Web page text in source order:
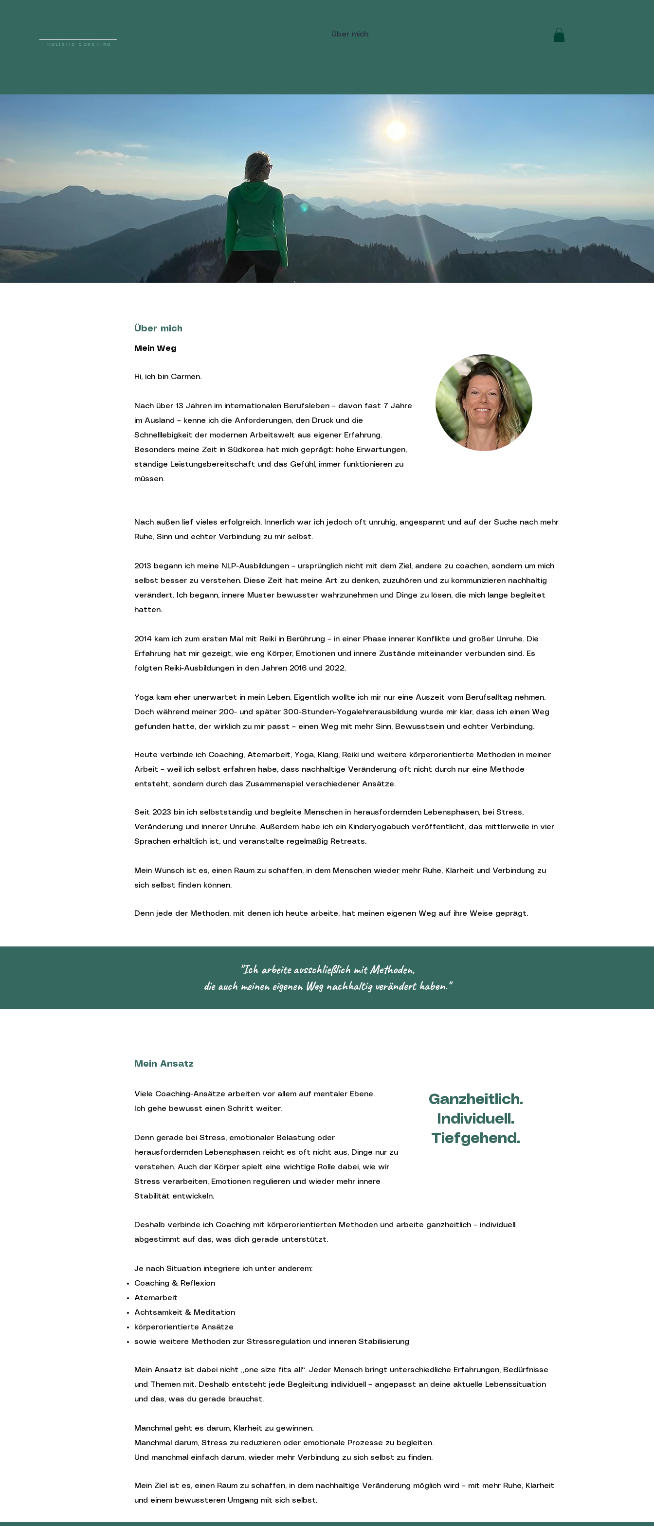
HOLISTIC COACHING
Über mich
Über mich
Mein Weg
Hi, ich bin Carmen.
Nach über 13 Jahren im internationalen Berufsleben – davon fast 7 Jahre
im Ausland – kenne ich die Anforderungen, den Druck und die
Schnelllebigkeit der modernen Arbeitswelt aus eigener Erfahrung.
Besonders meine Zeit in Südkorea hat mich geprägt: hohe Erwartungen,
ständige Leistungsbereitschaft und das Gefühl, immer funktionieren zu
müssen.
Nach außen lief vieles erfolgreich. Innerlich war ich jedoch oft unruhig, angespannt und auf der Suche nach mehr
Ruhe, Sinn und echter Verbindung zu mir selbst.
2013 begann ich meine NLP-Ausbildungen – ursprünglich nicht mit dem Ziel, andere zu coachen, sondern um mich
selbst besser zu verstehen. Diese Zeit hat meine Art zu denken, zuzuhören und zu kommunizieren nachhaltig
verändert. Ich begann, innere Muster bewusster wahrzunehmen und Dinge zu lösen, die mich lange begleitet
hatten.
2014 kam ich zum ersten Mal mit Reiki in Berührung – in einer Phase innerer Konflikte und großer Unruhe. Die
Erfahrung hat mir gezeigt, wie eng Körper, Emotionen und innere Zustände miteinander verbunden sind. Es
folgten Reiki-Ausbildungen in den Jahren 2016 und 2022.
Yoga kam eher unerwartet in mein Leben. Eigentlich wollte ich mir nur eine Auszeit vom Berufsalltag nehmen.
Doch während meiner 200- und später 300-Stunden-Yogalehrerausbildung wurde mir klar, dass ich einen Weg
gefunden hatte, der wirklich zu mir passt – einen Weg mit mehr Sinn, Bewusstsein und echter Verbindung.
Heute verbinde ich Coaching, Atemarbeit, Yoga, Klang, Reiki und weitere körperorientierte Methoden in meiner
Arbeit – weil ich selbst erfahren habe, dass nachhaltige Veränderung oft nicht durch nur eine Methode
entsteht, sondern durch das Zusammenspiel verschiedener Ansätze.
Seit 2023 bin ich selbstständig und begleite Menschen in herausfordernden Lebensphasen, bei Stress,
Veränderung und innerer Unruhe. Außerdem habe ich ein Kinderyogabuch veröffentlicht, das mittlerweile in vier
Sprachen erhältlich ist, und veranstalte regelmäßig Retreats.
Mein Wunsch ist es, einen Raum zu schaffen, in dem Menschen wieder mehr Ruhe, Klarheit und Verbindung zu
sich selbst finden können.
Denn jede der Methoden, mit denen ich heute arbeite, hat meinen eigenen Weg auf ihre Weise geprägt.
"Ich arbeite ausschließlich mit Methoden,
die auch meinen eigenen Weg nachhaltig verändert haben."
Mein Ansatz
Viele Coaching-Ansätze arbeiten vor allem auf mentaler Ebene.
Ich gehe bewusst einen Schritt weiter.
Denn gerade bei Stress, emotionaler Belastung oder
herausfordernden Lebensphasen reicht es oft nicht aus, Dinge nur zu
verstehen. Auch der Körper spielt eine wichtige Rolle dabei, wie wir
Stress verarbeiten, Emotionen regulieren und wieder mehr innere
Stabilität entwickeln.
Ganzheitlich.
Individuell.
Tiefgehend.
Deshalb verbinde ich Coaching mit körperorientierten Methoden und arbeite ganzheitlich – individuell
abgestimmt auf das, was dich gerade unterstützt.
Je nach Situation integriere ich unter anderem:
Coaching & Reflexion
Atemarbeit
Achtsamkeit & Meditation
körperorientierte Ansätze
sowie weitere Methoden zur Stressregulation und inneren Stabilisierung
Mein Ansatz ist dabei nicht „one size fits all“. Jeder Mensch bringt unterschiedliche Erfahrungen, Bedürfnisse
und Themen mit. Deshalb entsteht jede Begleitung individuell – angepasst an deine aktuelle Lebenssituation
und das, was du gerade brauchst.
Manchmal geht es darum, Klarheit zu gewinnen.
Manchmal darum, Stress zu reduzieren oder emotionale Prozesse zu begleiten.
Und manchmal einfach darum, wieder mehr Verbindung zu sich selbst zu finden.
Mein Ziel ist es, einen Raum zu schaffen, in dem nachhaltige Veränderung möglich wird – mit mehr Ruhe, Klarheit
und einem bewussteren Umgang mit sich selbst.